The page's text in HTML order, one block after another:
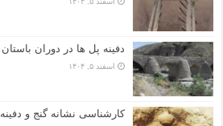
دفینه پل ها در دوران باستان
اسفند ۵, ۱۴۰۴
کارشناسی نشانه گنج و دفینه